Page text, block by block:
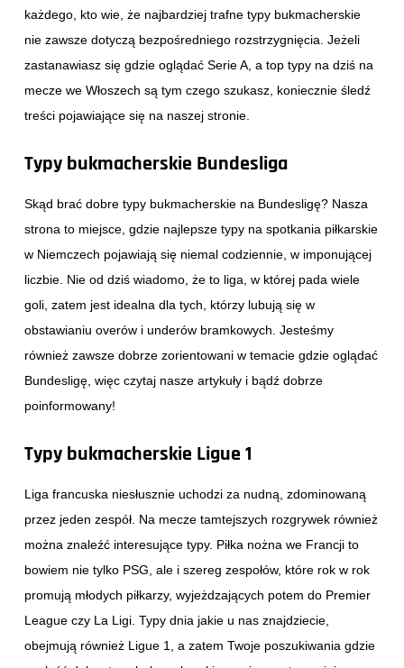
każdego, kto wie, że najbardziej trafne typy bukmacherskie
nie zawsze dotyczą bezpośredniego rozstrzygnięcia. Jeżeli
zastanawiasz się gdzie oglądać Serie A, a top typy na dziś na
mecze we Włoszech są tym czego szukasz, koniecznie śledź
treści pojawiające się na naszej stronie.
Typy bukmacherskie Bundesliga
Skąd brać dobre typy bukmacherskie na Bundesligę? Nasza
strona to miejsce, gdzie najlepsze typy na spotkania piłkarskie
w Niemczech pojawiają się niemal codziennie, w imponującej
liczbie. Nie od dziś wiadomo, że to liga, w której pada wiele
goli, zatem jest idealna dla tych, którzy lubują się w
obstawianiu overów i underów bramkowych. Jesteśmy
również zawsze dobrze zorientowani w temacie gdzie oglądać
Bundesligę, więc czytaj nasze artykuły i bądź dobrze
poinformowany!
Typy bukmacherskie Ligue 1
Liga francuska niesłusznie uchodzi za nudną, zdominowaną
przez jeden zespół. Na mecze tamtejszych rozgrywek również
można znaleźć interesujące typy. Piłka nożna we Francji to
bowiem nie tylko PSG, ale i szereg zespołów, które rok w rok
promują młodych piłkarzy, wyjeżdzających potem do Premier
League czy La Ligi. Typy dnia jakie u nas znajdziecie,
obejmują również Ligue 1, a zatem Twoje poszukiwania gdzie